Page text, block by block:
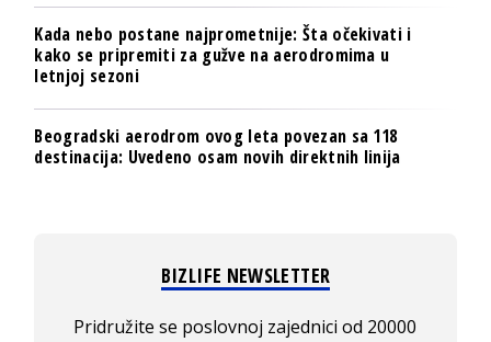
Kada nebo postane najprometnije: Šta očekivati i
kako se pripremiti za gužve na aerodromima u
letnjoj sezoni
Beogradski aerodrom ovog leta povezan sa 118
destinacija: Uvedeno osam novih direktnih linija
BIZLIFE NEWSLETTER
Pridružite se poslovnoj zajednici od 20000